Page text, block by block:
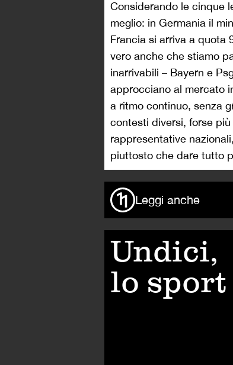
Considerando le cinque
meglio: in Germania il
Francia si arriva a quota
vero anche che stiamo
inarrivabili – Bayern e
approcciano al mercato
a ritmo continuo, senza
contesti diversi, forse
rappresentative
piuttosto che dare tutto
Leggi anche
Undici,
lo